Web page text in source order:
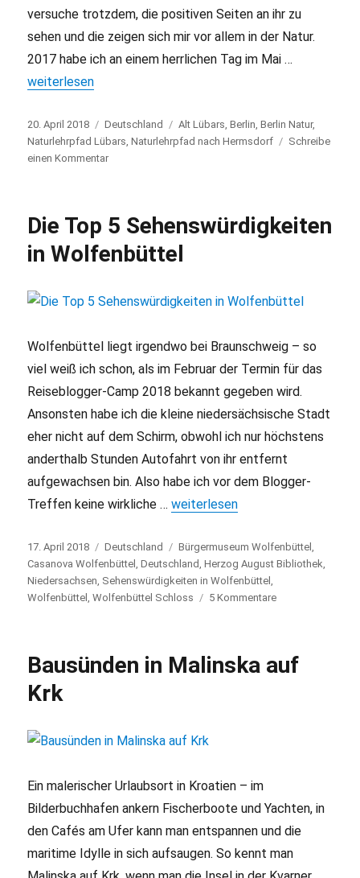
versuche trotzdem, die positiven Seiten an ihr zu
sehen und die zeigen sich mir vor allem in der Natur.
2017 habe ich an einem herrlichen Tag im Mai …
„Wanderung auf dem Naturlehrpfad Tegeler Fließ“
weiterlesen
Veröffentlicht
am
20. April 2018 Kategorien
Deutschland Schlagwörter
Alt Lübars ,Berlin ,Berlin Natur,
Naturlehrpfad Lübars ,Naturlehrpfad nach Hermsdorf
Schreibe
einen Kommentar
Naturlehrpfad
Tegeler
Fließ
Die Top 5 Sehenswürdigkeiten
in Wolfenbüttel
Wolfenbüttel liegt irgendwo bei Braunschweig – so
viel weiß ich schon, als im Februar der Termin für das
Reiseblogger-Camp 2018 bekannt gegeben wird.
Ansonsten habe ich die kleine niedersächsische Stadt
eher nicht auf dem Schirm, obwohl ich nur höchstens
anderthalb Stunden Autofahrt von ihr entfernt
aufgewachsen bin. Also habe ich vor dem Blogger-
Treffen keine wirkliche …„Die Top 5 Sehenswürdigkeiten
weiterlesen
Veröffentlicht
am
17. April 2018 Kategorien
Deutschland Schlagwörter
Bürgermuseum Wolfenbüttel
Casanova Wolfenbüttel ,Deutschland ,Herzog August Bibliothek
Niedersachsen Sehenswürdigkeiten in Wolfenbüttel
Wolfenbüttel ,Wolfenbüttel Schloss 5 Kommentare
Bausünden in Malinska auf
Krk
Ein malerischer Urlaubsort in Kroatien – im
Bilderbuchhafen ankern Fischerboote und Yachten, in
den Cafés am Ufer kann man entspannen und die
maritime Idylle in sich aufsaugen. So kennt man